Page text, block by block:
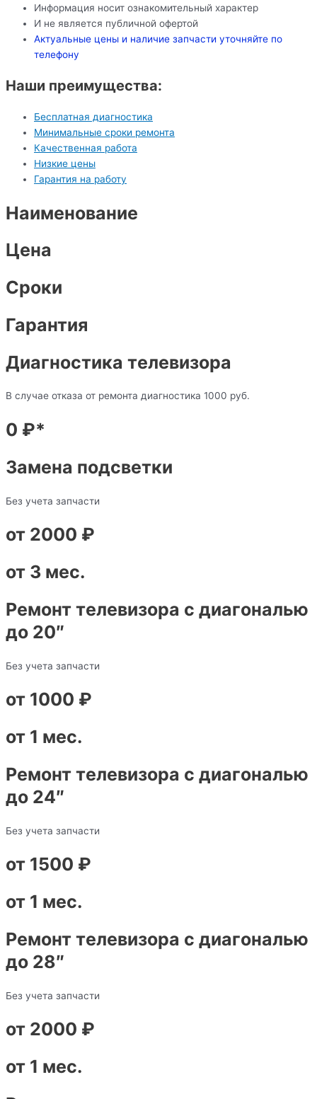
Информация носит ознакомительный характер
И не является публичной офертой
Актуальные цены и наличие запчасти уточняйте по
телефону
Наши преимущества:
Бесплатная диагностика
Минимальные сроки ремонта
Качественная работа
Низкие цены
Гарантия на работу
Наименование
Цена
Сроки
Гарантия
Диагностика телевизора
В случае отказа от ремонта диагностика 1000 руб.
0 ₽*
Замена подсветки
Без учета запчасти
от 2000 ₽
от 3 мес.
Ремонт телевизора с диагональю
до 20″
Без учета запчасти
от 1000 ₽
от 1 мес.
Ремонт телевизора с диагональю
до 24″
Без учета запчасти
от 1500 ₽
от 1 мес.
Ремонт телевизора с диагональю
до 28″
Без учета запчасти
от 2000 ₽
от 1 мес.